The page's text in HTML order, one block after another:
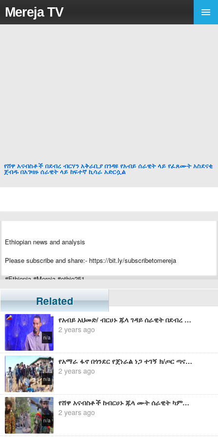
Mereja TV
የሸዋ አናብስቶች በደብረ ብርሃን አቅራቢያ በገዳዩ የአብይ ሰራዊት ላይ የፈጸሙት አስደናቂ
ጀብዱ በአገዛዙ ሰራዊት ላይ ከፍተኛ ኪሳራ አድርሷል
Ethiopian news and analysis
Please subscribe and share:- https://bit.ly/subscribetomereja
#Ethiopia #Mereja #ethio251
Related
n/a
የአብይ አህመድ/ ብርሀኑ ጁላ ገዳይ ሰራዊት በደብረ ማርቆስ በ3 ቦታ ላይ የድሮን ጥቃት ፈጽሟል- (ኢትዮ ኒውስ)
2 years ago
n/a
የአማራ ፋኖ በጎንደር የጀነራል ነጋ ተገኝ ክ/ጦር ጣና ገላውዲዎስ ብርጌድ የአብይ አህመድን ሙት ሰራዊት ምሽግ ወደ መቃብር የቀየረበት አስደናቂ ጀብድ በቪዲዮ
2 years ago
n/a
የሸዋ አናብስቶች ከብርሀኑ ጁላ ሙት ሰራዊት ካምፖች መካከል አንደኛውን ሙሉ በሙሉ ዶግ አመድ አድርገውታል - ፋኖ አበበ ጢሞ
2 years ago